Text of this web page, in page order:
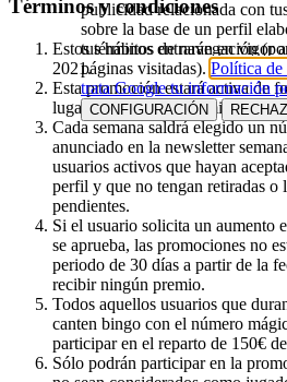
Términos y condiciones
Estos términos entrarán en vigor
2021.
Esta promoción estará activa de
lugar los sábados y domingos de
Cada semana saldrá elegido un
anunciado en la newsletter
usuarios activos que hayan
perfil y que no tengan retiradas o
pendientes.
Si el usuario solicita un aumento
se aprueba, las promociones no
periodo de 30 días a partir de la
recibir ningún premio.
Todos aquellos usuarios que
canten bingo con el número
participar en el reparto de 150€
Sólo podrán participar en la
publicidad relacionada con
sobre la base de un perfil
tus hábitos de navegación
páginas visitadas). Política de
trata Google tu información
CONFIGURACIÓN